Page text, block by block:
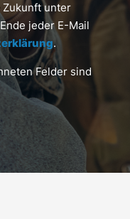
unter
jeder E-Mail
.
Felder sind